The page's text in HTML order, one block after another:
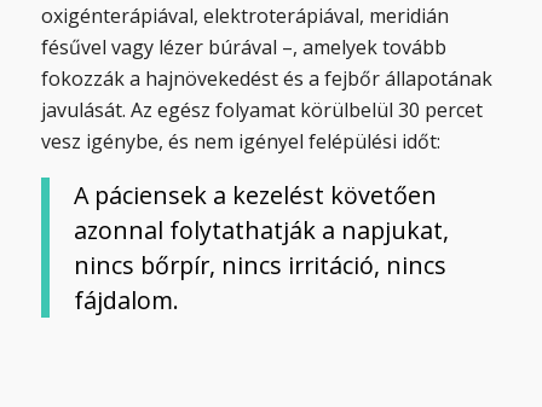
oxigénterápiával, elektroterápiával, meridián
fésűvel vagy lézer búrával –, amelyek tovább
fokozzák a hajnövekedést és a fejbőr állapotának
javulását. Az egész folyamat körülbelül 30 percet
vesz igénybe, és nem igényel felépülési időt:
A páciensek a kezelést követően
azonnal folytathatják a napjukat,
nincs bőrpír, nincs irritáció, nincs
fájdalom.